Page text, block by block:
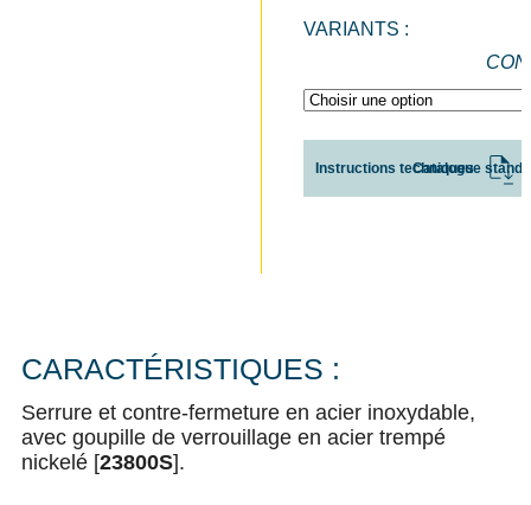
VARIANTS :
Instructions techniques
Catalogue
CARACTÉRISTIQUES :
Serrure et contre-fermeture en acier inoxydable,
avec goupille de verrouillage en acier trempé
nickelé [23800S].